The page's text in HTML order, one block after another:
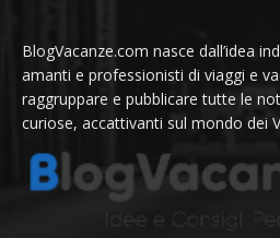
BlogVacanze.com nasce dall’idea
amanti e professionisti di viaggi e
raggruppare e pubblicare tutte le
curiose, accattivanti sul mondo dei